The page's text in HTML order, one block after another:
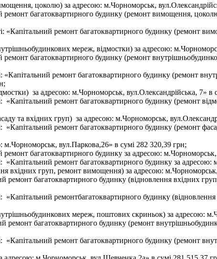
цоколю) за адресою: м.Чорноморськ,
багатоквартирного будинку (ремонт вимощення,
«Капітальний ремонт багатоквартирного будинку (ремонт
мереж, відмостки) за адресою:
багатоквартирного будинку (ремонт
«Капітальний ремонт багатоквартирного будинку (ремонт
за адресою: м.Чорноморськ, вул.Олександрійська, 7» в
«Капітальний ремонт багатоквартирного будинку (ремонт
та вхідних груп) за адресою: м.Чорноморськ,
«Капітальний ремонт багатоквартирного будинку (ремонт
м.Чорноморськ, вул.Паркова,26» в сумі 282 320,39 грн;
багатоквартирного будинку за адресою:
«Капітальний ремонт багатоквартирного будинку за
вхідних груп, ремонт вимощення) за адресою:
ремонт багатоквартирного будинку (відновлення вхідних
«Капітальний ремонтбагатоквартирного будинку
мереж, поштових скриньок) за адресою:
ремонт багатоквартирного будинку (ремонт
«Капітальний ремонт багатоквартирного будинку (ремонт